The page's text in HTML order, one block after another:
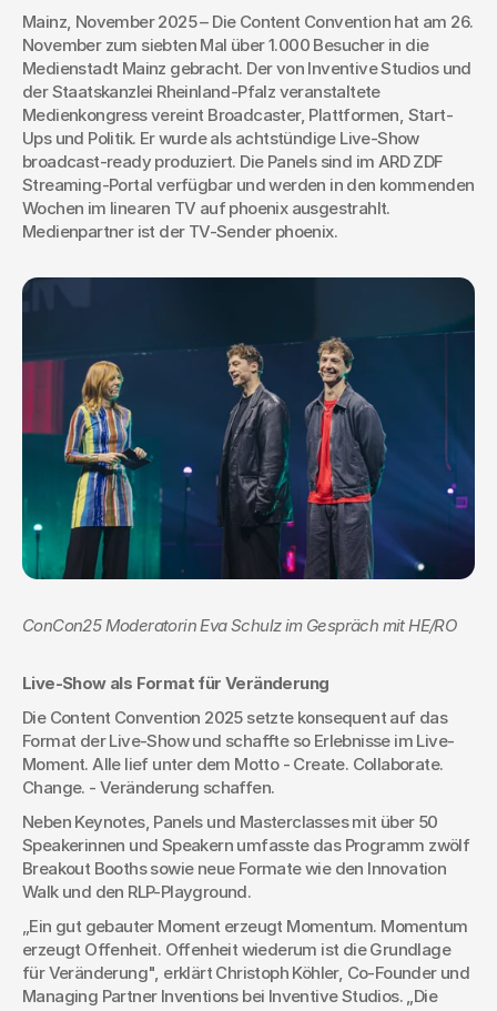
Mainz, November 2025 – Die Content Convention hat am 26.
November zum siebten Mal über 1.000 Besucher in die
Medienstadt Mainz gebracht. Der von Inventive Studios und
der Staatskanzlei Rheinland-Pfalz veranstaltete
Medienkongress vereint Broadcaster, Plattformen, Start-
Ups und Politik. Er wurde als achtstündige Live-Show
broadcast-ready produziert. Die Panels sind im ARD ZDF
Streaming-Portal verfügbar und werden in den kommenden
Wochen im linearen TV auf phoenix ausgestrahlt.
Medienpartner ist der TV-Sender phoenix.
ConCon25 Moderatorin Eva Schulz im Gespräch mit HE/RO
Live-Show als Format für Veränderung
Die Content Convention 2025 setzte konsequent auf das
Format der Live-Show und schaffte so Erlebnisse im Live-
Moment. Alle lief unter dem Motto - Create. Collaborate.
Change. - Veränderung schaffen.
Neben Keynotes, Panels und Masterclasses mit über 50
Speakerinnen und Speakern umfasste das Programm zwölf
Breakout Booths sowie neue Formate wie den Innovation
Walk und den RLP-Playground.
„Ein gut gebauter Moment erzeugt Momentum. Momentum
erzeugt Offenheit. Offenheit wiederum ist die Grundlage
für Veränderung", erklärt Christoph Köhler, Co-Founder und
Managing Partner Inventions bei Inventive Studios. „Die